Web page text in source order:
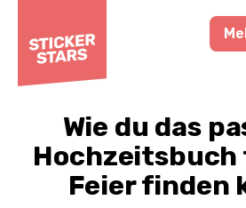
Amateursport
Feuerwehr-
Karneval-
Wie du das
Hochzeitsbuch
Feier finden